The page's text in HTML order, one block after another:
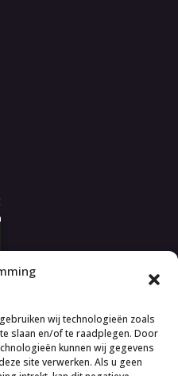
wij technologieën zoals
slaan en/of te raadplegen. Door
kunnen wij gegevens
site verwerken. Als u geen